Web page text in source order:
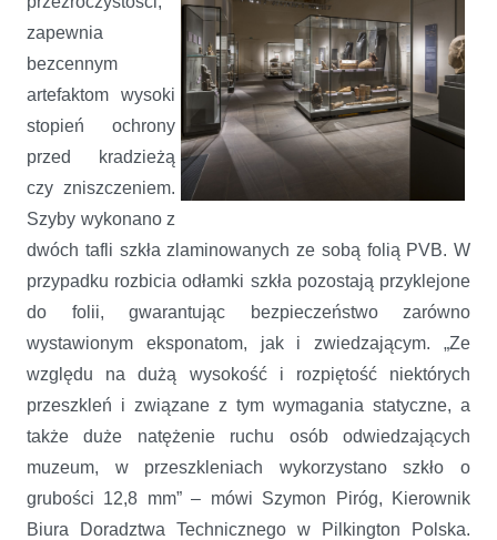
zapewnia
bezcennym
artefaktom wysoki
stopień ochrony
przed kradzieżą
czy zniszczeniem.
Szyby wykonano z
dwóch tafli szkła zlaminowanych ze sobą folią PVB. W
przypadku rozbicia odłamki szkła pozostają przyklejone
do folii, gwarantując bezpieczeństwo zarówno
wystawionym eksponatom, jak i zwiedzającym. „Ze
względu na dużą wysokość i rozpiętość niektórych
przeszkleń i związane z tym wymagania statyczne, a
także duże natężenie ruchu osób odwiedzających
muzeum, w przeszkleniach wykorzystano szkło o
grubości 12,8 mm” – mówi Szymon Piróg, Kierownik
Biura Doradztwa Technicznego w Pilkington Polska.